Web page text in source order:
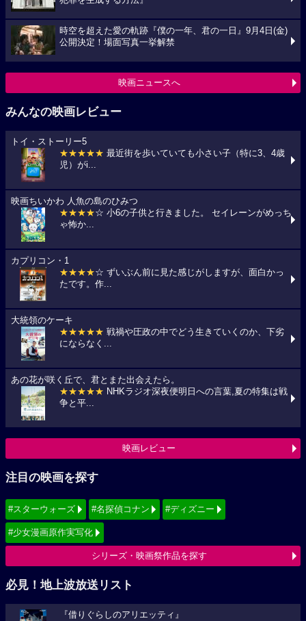
時空を超えた愛の軌跡『僕の一年、君の一日』9月4日(金)
公開決定！場面写真一挙解禁
映画ニュースへ
みんなの映画レビュー
トイ・ストーリー5
★★★★★ 最近街を歩いていても小さい子（特に3、4歳
児）がi...
映画ちいかわ 人魚の島のひみつ
★★★★☆ 小6の子供と行きました。 セイレーンがめっち
ゃ怖か...
カプリコン・1
★★★★☆ ずいぶん前に見た感じがしますが、面白かっ
たです。作...
大統領のケーキ
★★★★★ 戦禍や圧政の中でどう生きていくのか、下劣
にならなく...
あの花が咲く丘で、君とまた出会えたら。
★★★★★ NHKラジオ深夜便明日への言葉,夏の特集は戦
争と平...
映画レビュー
注目の映画を探す
#スターウォーズ #名探偵コナン #ディズニー
#少女漫画原作実写化
シリーズ・映画祭作品を探す
必見！地上波放送リスト
『借りぐらしのアリエッティ』